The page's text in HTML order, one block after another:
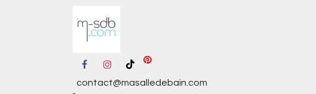
contact@masalledebain.com